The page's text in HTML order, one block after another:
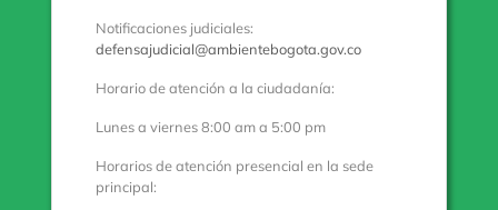
Notificaciones judiciales:
defensajudicial@ambientebogota.gov.co
Horario de atención a la ciudadanía:
Lunes a viernes 8:00 am a 5:00 pm
Horarios de atención presencial en la sede
principal: